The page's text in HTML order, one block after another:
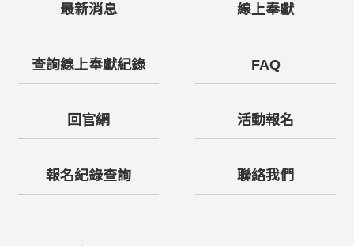
最新消息 線上奉獻
查詢線上奉獻紀錄 FAQ
回官網 活動報名
報名紀錄查詢 聯絡我們